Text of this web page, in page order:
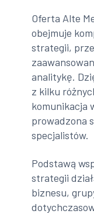
Oferta Alte
obejmuje
strategii,
analitykę.
z kilku
komunikacja
prowadzona
specjalistów.
Podstawą
strategii
biznesu,